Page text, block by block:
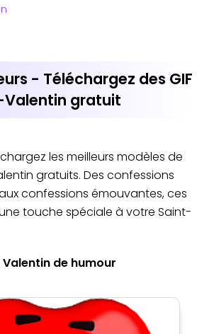
- Téléchargez des GIF
Valentin gratuit
les meilleurs modèles de
gratuits. Des confessions
confessions émouvantes, ces
touche spéciale à votre Saint-
de humour